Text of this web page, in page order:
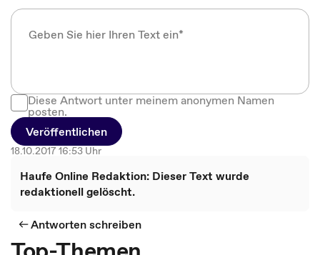
Diese Antwort unter meinem anonymen Namen
posten.
Veröffentlichen
18.10.2017 16:53 Uhr
Haufe Online Redaktion: Dieser Text wurde
redaktionell gelöscht.
Antworten schreiben